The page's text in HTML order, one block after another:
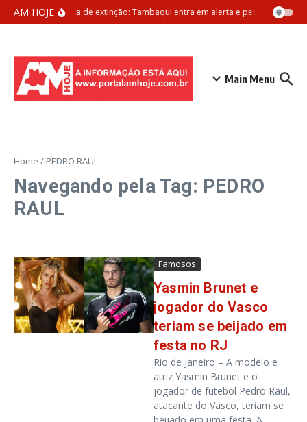
Ir para o conteúdo
AM HOJEAmeaça de extinção: Tambaqui entra em alerta e pesca pode ser
Main Menu
Home / PEDRO RAUL
Navegando pela Tag: PEDRO
RAUL
Famosos
Yasmin Brunet e
jogador do Vasco
teriam se beijado em
festa no RJ
Rio de Janeiro – A modelo e
atriz Yasmin Brunet e o
jogador de futebol Pedro Raul,
atacante do Vasco, teriam se